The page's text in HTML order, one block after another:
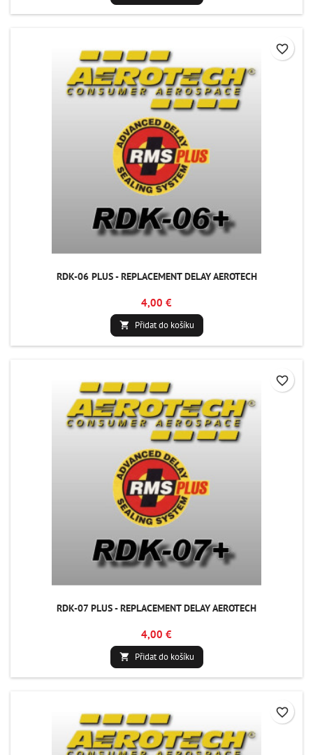
RDK-06 PLUS - REPLACEMENT DELAY AEROTECH
4,00 €
 Přidat do košíku
favorite_border
RDK-07 PLUS - REPLACEMENT DELAY AEROTECH
4,00 €
 Přidat do košíku
favorite_border
favorite_border